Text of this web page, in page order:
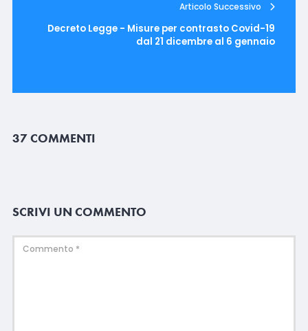
Articolo Successivo
Decreto Legge - Misure per contrasto Covid-19
dal 21 dicembre al 6 gennaio
37 COMMENTI
SCRIVI UN COMMENTO